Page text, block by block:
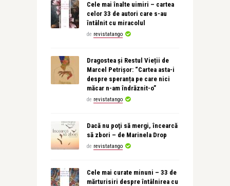
Cele mai înalte uimiri – cartea
celor 33 de autori care s-au
întâlnit cu miracolul
de revistatango
Dragostea și Restul Vieții de
Marcel Petrișor: “Cartea asta-i
despre speranța pe care nici
măcar n-am îndrăznit-o”
de revistatango
Dacă nu poţi să mergi, încearcă
să zbori – de Marinela Drop
de revistatango
Cele mai curate minuni – 33 de
mărturisiri despre întâlnirea cu